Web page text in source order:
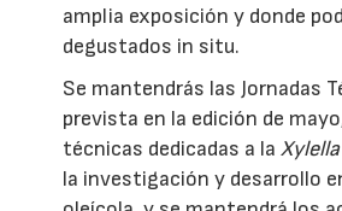
amplia exposición y donde
degustados in situ.
Se mantendrás las Jornadas
prevista en la edición de
técnicas dedicadas a la
la investigación y desarrollo